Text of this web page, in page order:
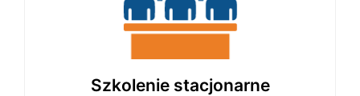
Szkolenie stacjonarne
Intensywne zajęcia z ekspertem,
prowadzone na żywo. Umożliwiają
i aktywny udział.